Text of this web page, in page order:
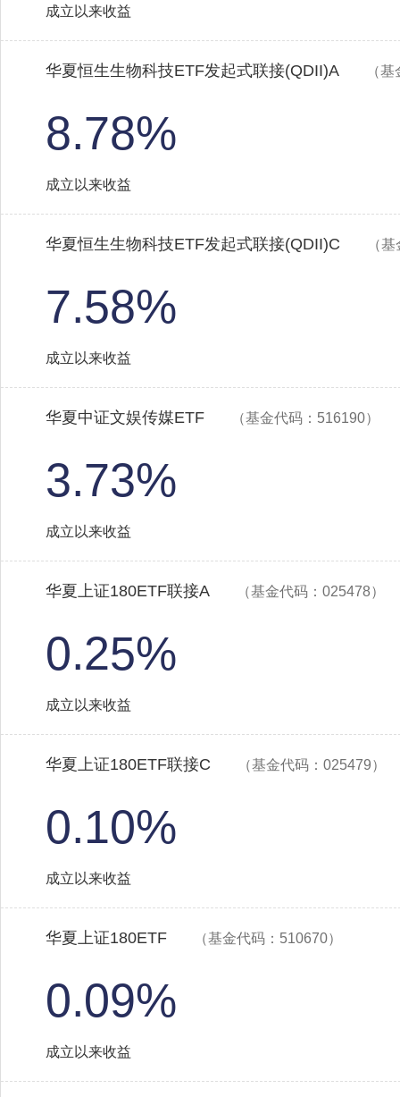
成立以来收益
华夏恒生生物科技ETF发起式联接(QDII)A （
8.78%
成立以来收益
华夏恒生生物科技ETF发起式联接(QDII)C （
7.58%
成立以来收益
华夏中证文娱传媒ETF （基金代码：516190）
3.73%
成立以来收益
华夏上证180ETF联接A （基金代码：025478）
0.25%
成立以来收益
华夏上证180ETF联接C （基金代码：025479）
0.10%
成立以来收益
华夏上证180ETF （基金代码：510670）
0.09%
成立以来收益